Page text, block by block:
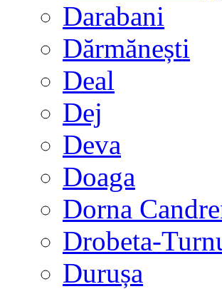
Darabani
Dărmănești
Deal
Dej
Deva
Doaga
Dorna
Drobeta-
Durușa